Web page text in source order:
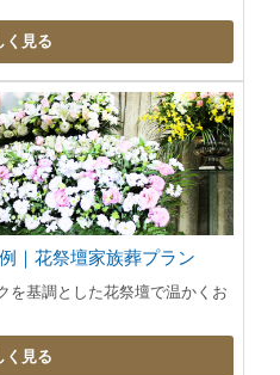
く見る
｜花祭壇家族葬プラン
を基調とした花祭壇で温かくお
く見る